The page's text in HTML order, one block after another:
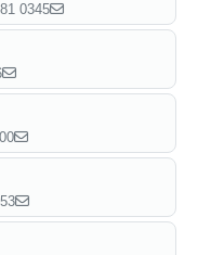
0345